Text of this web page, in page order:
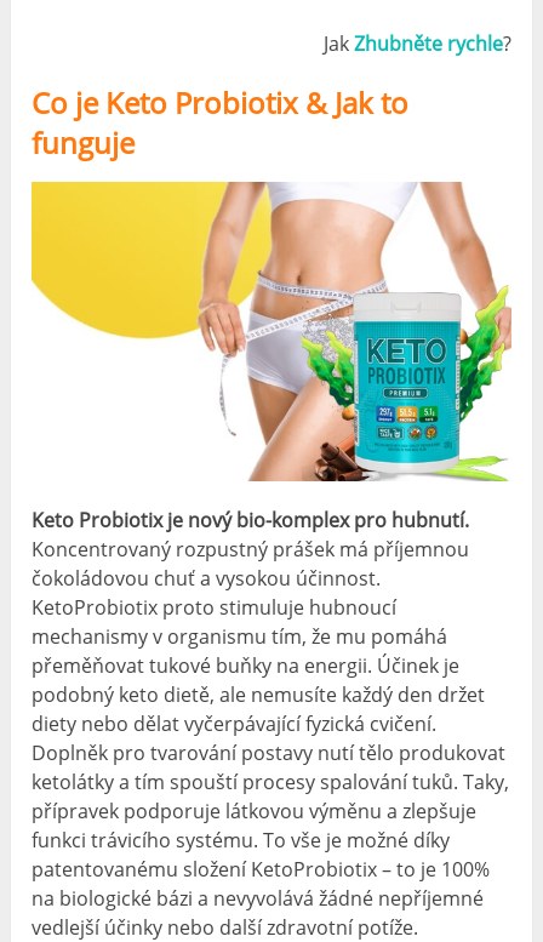
JakZhubněte rychle?
Co je Keto Probiotix & Jak to
funguje
Keto Probiotix je nový bio-komplex pro hubnutí.
Koncentrovaný rozpustný prášek má příjemnou
čokoládovou chuť a vysokou účinnost.
KetoProbiotix proto stimuluje hubnoucí
mechanismy v organismu tím, že mu pomáhá
přeměňovat tukové buňky na energii. Účinek je
podobný keto dietě, ale nemusíte každý den držet
diety nebo dělat vyčerpávající fyzická cvičení.
Doplněk pro tvarování postavy nutí tělo produkovat
ketolátky a tím spouští procesy spalování tuků. Taky,
přípravek podporuje látkovou výměnu a zlepšuje
funkci trávicího systému. To vše je možné díky
patentovanému složení KetoProbiotix – to je 100%
na biologické bázi a nevyvolává žádné nepříjemné
vedlejší účinky nebo další zdravotní potíže.